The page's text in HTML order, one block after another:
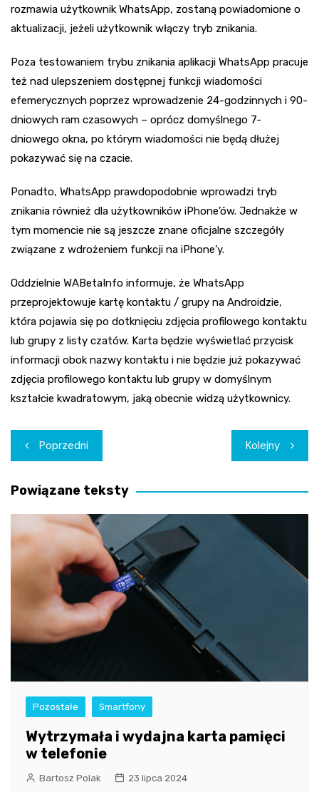
rozmawia użytkownik WhatsApp, zostaną powiadomione o
aktualizacji, jeżeli użytkownik włączy tryb znikania.
Poza testowaniem trybu znikania aplikacji WhatsApp pracuje
też nad ulepszeniem dostępnej funkcji wiadomości
efemerycznych poprzez wprowadzenie 24-godzinnych i 90-
dniowych ram czasowych – oprócz domyślnego 7-
dniowego okna, po którym wiadomości nie będą dłużej
pokazywać się na czacie.
Ponadto, WhatsApp prawdopodobnie wprowadzi tryb
znikania również dla użytkowników iPhone’ów. Jednakże w
tym momencie nie są jeszcze znane oficjalne szczegóły
związane z wdrożeniem funkcji na iPhone’y.
Oddzielnie WABetaInfo informuje, że WhatsApp
przeprojektowuje kartę kontaktu / grupy na Androidzie,
która pojawia się po dotknięciu zdjęcia profilowego kontaktu
lub grupy z listy czatów. Karta będzie wyświetlać przycisk
informacji obok nazwy kontaktu i nie będzie już pokazywać
zdjęcia profilowego kontaktu lub grupy w domyślnym
kształcie kwadratowym, jaką obecnie widzą użytkownicy.
Nawigacja
wpisu
Poprzedni Kolejny
Powiązane teksty
Pozostałe Smartfony
Wytrzymała i wydajna karta pamięci
w telefonie
Bartosz Polak 23 lipca 2024